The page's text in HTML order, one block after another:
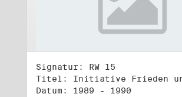
Signatur: RW 15
Datum: 1989 - 1990